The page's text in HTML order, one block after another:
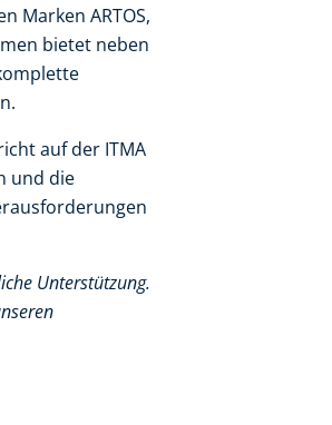
Marken ARTOS,
bietet neben
auf der ITMA
und die
Unterstützung.